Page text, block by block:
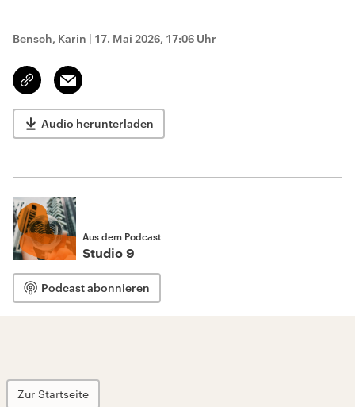
Bensch, Karin | 17. Mai 2026, 17:06 Uhr
Link
kopieren/teilen
Email
Audio herunterladen
Aus dem Podcast
Studio 9
Podcast abonnieren
Zur Startseite